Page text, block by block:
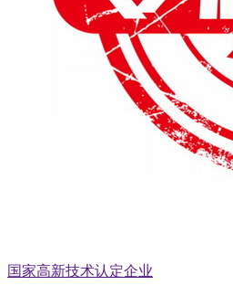
国家高新技术认定企业